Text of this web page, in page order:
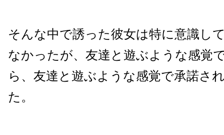
そんな中で誘った彼女は特に意識し
なかったが、友達と遊ぶような感覚
ら、友達と遊ぶような感覚で承諾さ
た。